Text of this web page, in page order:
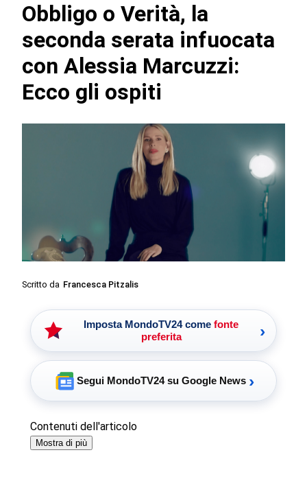
Obbligo o Verità, la
seconda serata infuocata
con Alessia Marcuzzi:
Ecco gli ospiti
Scritto da Francesca Pitzalis
Imposta MondoTV24 come fonte
preferita
›
Segui MondoTV24 su Google News ›
Contenuti dell'articolo
Mostra di più